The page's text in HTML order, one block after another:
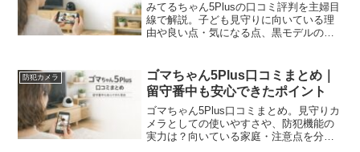
みてるちゃん5Plusの口コミ評判を主婦目
線で解説。子ども見守りに向いている理
由や良い点・気になる点、黒モデルのな
防犯カメラ
ゴマちゃん5Plus口コミまとめ｜
留守番中も安心できたポイント
ゴマちゃん5Plus口コミまとめ。見守りカ
メラとしての使いやすさや、防犯機能の
実力は？向いている家庭・注意点を分か